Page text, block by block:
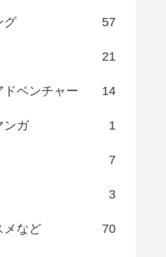
グ 57
21
ドベンチャー 14
ンガ 1
7
3
メなど 70